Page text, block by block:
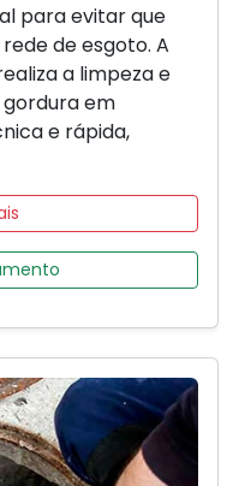
para evitar que
de esgoto. A
a limpeza e
em
e rápida,